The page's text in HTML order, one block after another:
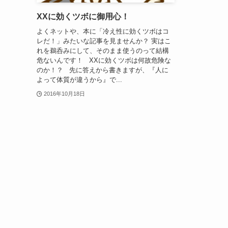
XXに効くツボに御用心！
よくネットや、本に「冷え性に効くツボはコ
レだ！」みたいな記事を見ませんか？ 実はこ
れを鵜呑みにして、そのまま使うのって結構
危ないんです！ XXに効くツボは何故危険な
のか！？ 先に答えから書きますが、『人に
よって体質が違うから』で...
2016年10月18日